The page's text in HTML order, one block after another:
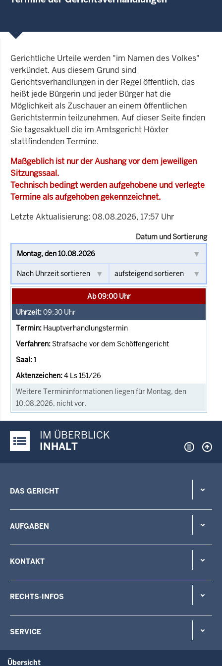
Gerichtliche Urteile werden "im Namen des Volkes"
verkündet. Aus diesem Grund sind
Gerichtsverhandlungen in der Regel öffentlich, das
heißt jede Bürgerin und jeder Bürger hat die
Möglichkeit als Zuschauer an einem öffentlichen
Gerichtstermin teilzunehmen. Auf dieser Seite finden
Sie tagesaktuell die im Amtsgericht Höxter
stattfindenden Termine.
Maßgeblich ist nur der Aushang vor dem jeweiligen
Sitzungssaal.
Technisch bedingt werden aufgehobene und verlegte
Termine als aufgehoben gekennzeichnet.
Letzte Aktualisierung: 08.08.2026, 17:57 Uhr
Datum und Sortierung
Ab 09:00 Uhr
09:30 Uhr
Hauptverhandlungstermin
Strafsache vor dem Schöffengericht
1
4 Ls 151/26
Weitere Termininformationen liegen für Montag, den
10.08.2026, nicht vor.
Justiz-Portal im Überblick:
IM ÜBERBLICK
INHALT
DAS GERICHT
AUFGABEN
KONTAKT
RECHTS-INFOS
SERVICE
Übersicht